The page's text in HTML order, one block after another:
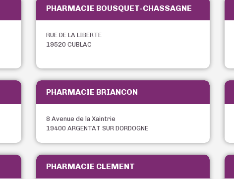
PHARMACIE BOUSQUET-CHASSAGNE
RUE DE LA LIBERTE
19520 CUBLAC
PHARMACIE BRIANCON
8 Avenue de la Xaintrie
19400 ARGENTAT SUR DORDOGNE
PHARMACIE CLEMENT